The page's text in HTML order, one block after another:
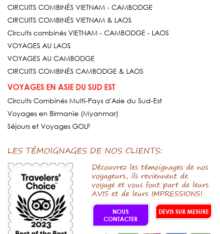
CIRCUITS COMBINÉS VIETNAM - CAMBODGE
CIRCUITS COMBINÉS VIETNAM & LAOS
Circuits combinés VIETNAM - CAMBODGE - LAOS
VOYAGES AU LAOS
VOYAGES AU CAMBODGE
CIRCUITS COMBINÉS CAMBODGE & LAOS
VOYAGES EN ASIE DU SUD EST
Circuits Combinés Multi-Pays d'Asie du Sud-Est
Voyages en Birmanie (Myanmar)
Séjours et Voyages GOLF
LES TÉMOIGNAGES DE NOS CLIENTS:
Découvrez les témoignages de nos
voyageurs, ils reviennent de
voyage et vous font part de leurs
AVIS et de leurs IMPRESSIONS!
NOUS
CONTACTER
DEVIS SUR MESURE